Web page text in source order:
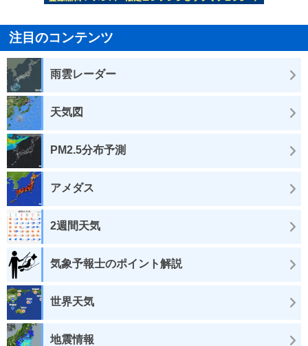
注目のコンテンツ
雨雲レーダー
天気図
PM2.5分布予測
アメダス
2週間天気
気象予報士のポイント解説
世界天気
地震情報